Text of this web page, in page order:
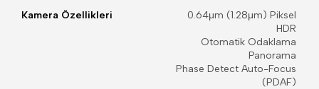
Kamera Özellikleri
0.64μm (1.28μm) Piksel
HDR
Otomatik Odaklama
Panorama
Phase Detect Auto-Focus
(PDAF)